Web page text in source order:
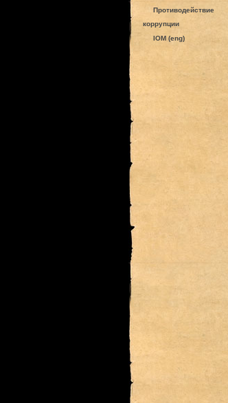
Противодействие
коррупции
IOM (eng)